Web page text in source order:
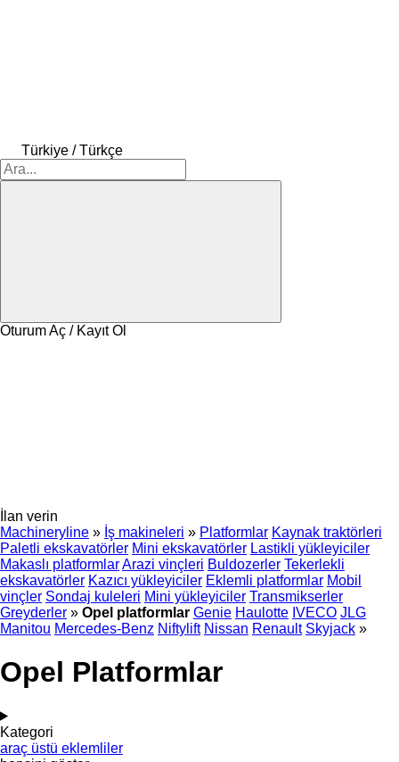
Türkiye / Türkçe
Oturum Aç / Kayıt Ol
İlan verin
Machineryline » İş makineleri » Platformlar Kaynak traktörleri
Paletli ekskavatörler Mini ekskavatörler Lastikli yükleyiciler
Makaslı platformlarArazi vinçleri Buldozerler Tekerlekli
ekskavatörler Kazıcı yükleyiciler Eklemli platformlar Mobil
vinçler Sondaj kuleleri Mini yükleyiciler Transmikserler
Greyderler » Opel platformlar Genie Haulotte IVECO JLG
Manitou Mercedes-Benz Niftylift Nissan Renault Skyjack »
Opel Platformlar
Kategori
araç üstü eklemliler